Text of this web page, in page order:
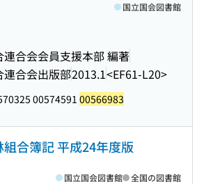
連合会会員支援本部 編著
連合会出版部2013.1<EF61-L20>
国立国会図書館
00574591 00566983
組合簿記 平成24年度版
国立国会図書館 全国の図書館